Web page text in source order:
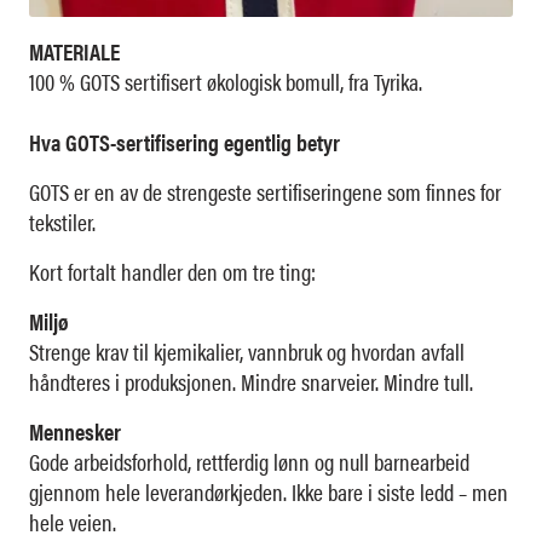
MATERIALE
100 % GOTS sertifisert økologisk bomull, fra Tyrika.
Hva GOTS-sertifisering egentlig betyr
GOTS er en av de strengeste sertifiseringene som finnes for
tekstiler.
Kort fortalt handler den om tre ting:
Miljø
Strenge krav til kjemikalier, vannbruk og hvordan avfall
håndteres i produksjonen. Mindre snarveier. Mindre tull.
Mennesker
Gode arbeidsforhold, rettferdig lønn og null barnearbeid
gjennom hele leverandørkjeden. Ikke bare i siste ledd – men
hele veien.